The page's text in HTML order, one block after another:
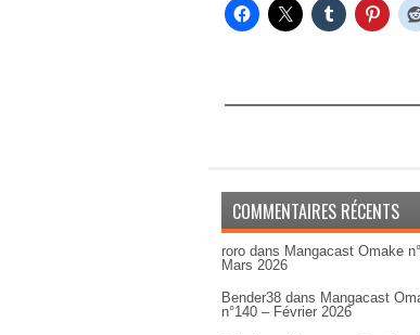
COMMENTAIRES RÉCENTS
roro dans Mangacast Omake
Mars 2026
Bender38 dans Mangacast
n°140 – Février 2026